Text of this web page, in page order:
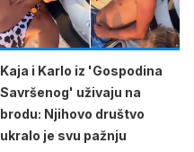
Kaja i Karlo iz 'Gospodina
Savršenog' uživaju na
brodu: Njihovo društvo
ukralo je svu pažnju